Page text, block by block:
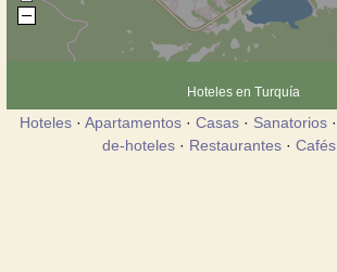
Hoteles en Turquía
Hoteles· Apartamentos· Casas· Sanatorios·
de-hoteles · Restaurantes · Cafés